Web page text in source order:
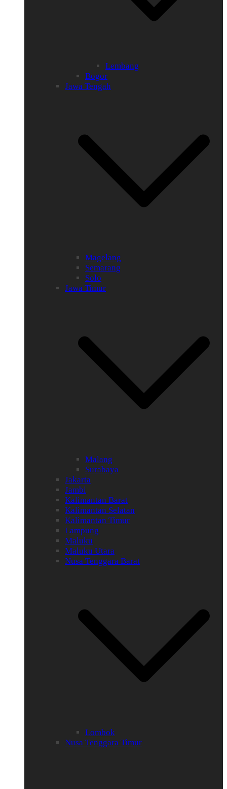
Lembang
Bogor
Jawa Tengah
Magelang
Semarang
Solo
Jawa Timur
Malang
Surabaya
Jakarta
Jambi
Kalimantan Barat
Kalimantan Selatan
Kalimantan Timur
Lampung
Maluku
Maluku Utara
Nusa Tenggara Barat
Lombok
Nusa Tenggara Timur